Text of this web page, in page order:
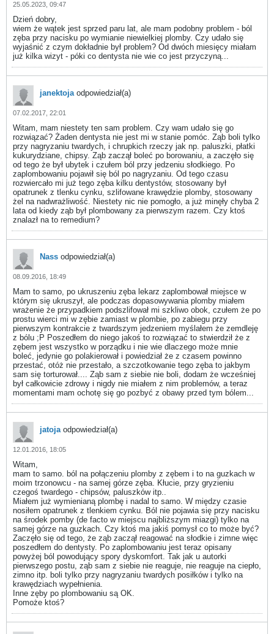
25.05.2023, 09:47
Dzień dobry,
wiem że wątek jest sprzed paru lat, ale mam podobny problem - ból
zęba przy nacisku po wymianie niewielkiej plomby. Czy udało się
wyjaśnić z czym dokładnie był problem? Od dwóch miesięcy miałam
już kilka wizyt - póki co dentysta nie wie co jest przyczyną...
janektojaodpowiedział(a)
07.02.2017, 22:01
Witam, mam niestety ten sam problem. Czy wam udało się go
rozwiązać? Żaden dentysta nie jest mi w stanie pomóc. Ząb boli tylko
przy nagryzaniu twardych, i chrupkich rzeczy jak np. paluszki, płatki
kukurydziane, chipsy. Ząb zaczął boleć po borowaniu, a zaczęło się
od tego że był ubytek i czułem ból przy jedzeniu słodkiego. Po
zaplombowaniu pojawił się ból po nagryzaniu. Od tego czasu
rozwiercało mi już tego zęba kilku dentystów, stosowany był
opatrunek z tlenku cynku, szlifowane krawędzie plomby, stosowany
żel na nadwrażliwość. Niestety nic nie pomogło, a już minęły chyba 2
lata od kiedy ząb był plombowany za pierwszym razem. Czy ktoś
znalazł na to remedium?
Nass odpowiedział(a)
08.09.2016, 18:49
Mam to samo, po ukruszeniu zęba lekarz zaplombował miejsce w
którym się ukruszył, ale podczas dopasowywania plomby miałem
wrażenie że przypadkiem podszlifował mi szkliwo obok, czułem że po
prostu wierci mi w zębie zamiast w plombie, po zabiegu przy
pierwszym kontrakcie z twardszym jedzeniem myślałem że zemdleję
z bólu ;P Poszedłem do niego jakoś to rozwiązać to stwierdził że z
zębem jest wszystko w porządku i nie wie dlaczego może mnie
boleć, jedynie go polakierował i powiedział że z czasem powinno
przestać, otóż nie przestało, a szczotkowanie tego zęba to jakbym
sam się torturował.... Ząb sam z siebie nie boli, dodam że wcześniej
był całkowicie zdrowy i nigdy nie miałem z nim problemów, a teraz
momentami mam ochotę się go pozbyć z obawy przed tym bólem...
jatojaodpowiedział(a)
12.01.2016, 18:05
Witam,
mam to samo. ból na połączeniu plomby z zębem i to na guzkach w
moim trzonowcu - na samej górze zęba. Kłucie, przy gryzieniu
czegoś twardego - chipsów, paluszków itp..
Miałem już wymienianą plombę i nadal to samo. W między czasie
nosiłem opatrunek z tlenkiem cynku. Ból nie pojawia się przy nacisku
na środek pomby (de facto w miejscu najbliższym miazgi) tylko na
samej górze na guzkach. Czy ktoś ma jakiś pomysł co to może być?
Zaczęło się od tego, że ząb zaczął reagować na słodkie i zimne więc
poszedłem do dentysty. Po zaplombowaniu jest teraz opisany
powyżej ból powodujący spory dyskomfort. Tak jak u autorki
pierwszego postu, ząb sam z siebie nie reaguje, nie reaguje na ciepło,
zimno itp. boli tylko przy nagryzaniu twardych posiłków i tylko na
krawędziach wypełnienia.
Inne zęby po plombowaniu są OK.
Pomoże ktoś?